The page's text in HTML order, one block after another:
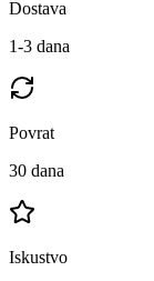
Dostava
1-3 dana
Povrat
30 dana
Iskustvo